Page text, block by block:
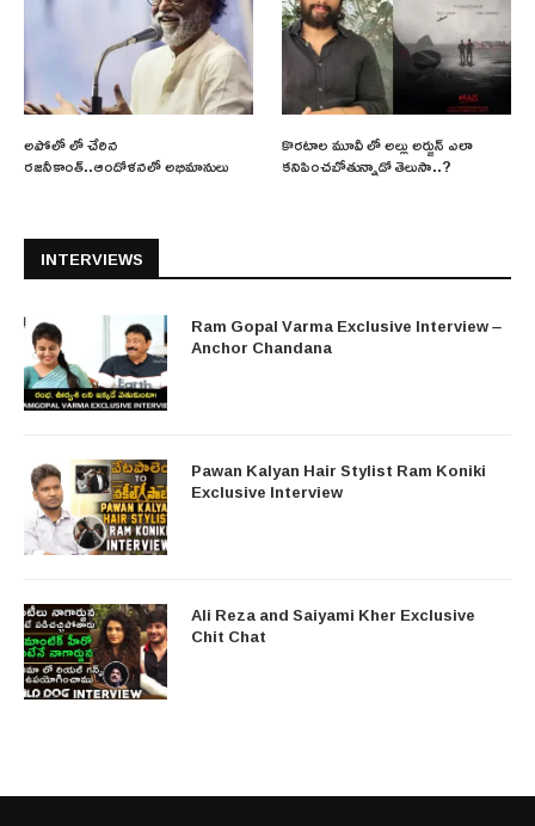
అపోలో లో చేరిన
రజనీకాంత్..ఆందోళనలో అభిమానులు
కొరటాల మూవీ లో అల్లు అర్జున్ ఎలా
కనిపించబోతున్నాడో తెలుసా..?
INTERVIEWS
Ram Gopal Varma Exclusive Interview –
Anchor Chandana
Pawan Kalyan Hair Stylist Ram Koniki
Exclusive Interview
Ali Reza and Saiyami Kher Exclusive
Chit Chat